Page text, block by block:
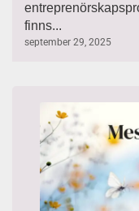
finns...
september 29, 2025